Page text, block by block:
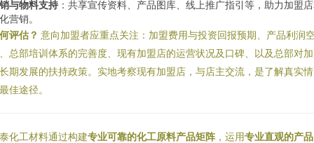
与物料支持 ：共享宣传资料、产品图库、线上推广指引等，助力加盟
营销。
评估？ 意向加盟者应重点关注：加盟费用与投资回报预期、产品利润
总部培训体系的完善度、现有加盟店的运营状况及口碑、以及总部对
期发展的扶持政策。实地考察现有加盟店，与店主交流，是了解真实
佳途径。
化工材料通过构建专业可靠的化工原料产品矩阵 ，运用专业直观的产